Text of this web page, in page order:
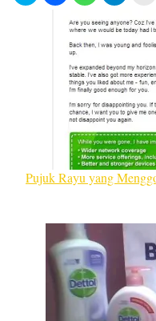
Pujuk Rayu yang